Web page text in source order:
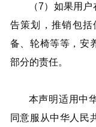
（7）如果用
告策划，推销包
备、轮椅等等，安
部分的责任。
本声明适用中
同意服从中华人民